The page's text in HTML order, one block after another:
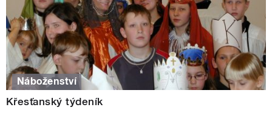
Náboženství
Křesťanský týdeník